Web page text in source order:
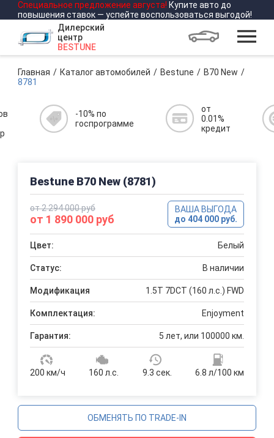
Специальное предложение августа! Купите авто до
повышения ставок — успейте воспользоваться выгодой!
Дилерский
центр
BESTUNE
Главная Каталог автомобилей Bestune
B70 New
8781
-10% по
госпрограмме
от
0.01%
кредит
Bestune B70 New (8781)
от 2 294 000 руб
от 1 890 000 руб
ВАША ВЫГОДА
до 404 000 руб.
Цвет: Белый
Статус: В наличии
Модификация 1.5T 7DCT (160 л.с.) FWD
Комплектация: Enjoyment
Гарантия: 5 лет, или 100000 км.
200 км/ч 160 л.с. 9.3 сек. 6.8 л/100 км
ОБМЕНЯТЬ ПО TRADE-IN